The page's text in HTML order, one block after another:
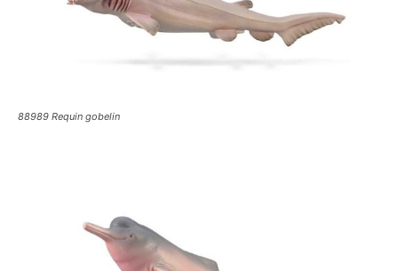
88989 Requin gobelin